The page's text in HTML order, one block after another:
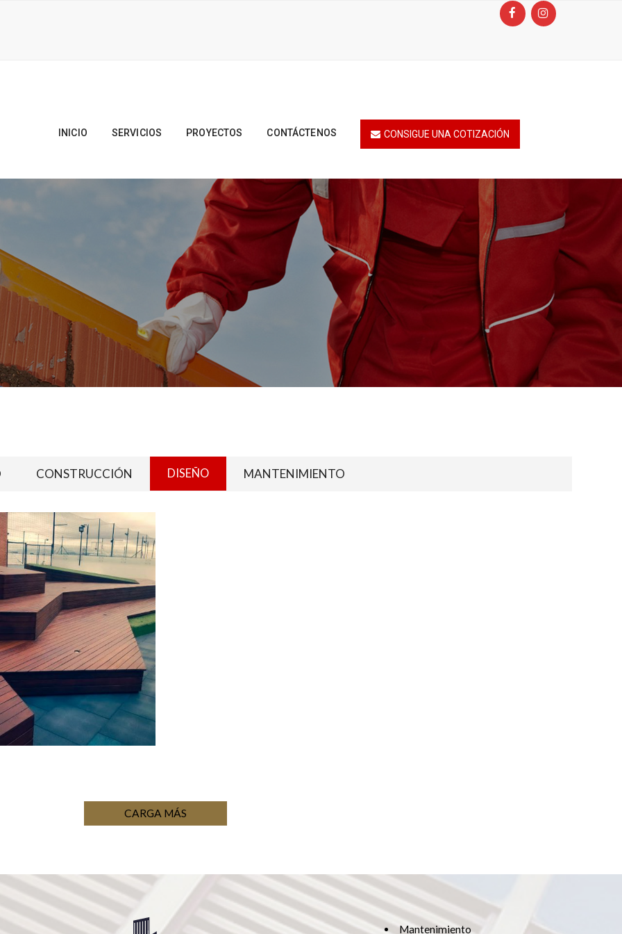
INICIO SERVICIOS PROYECTOS CONTÁCTENOS CONSIGUE UNA COTIZACIÓN
continuar y diligencie el formulario de contacto. Pronto nos
comunicaremos con usted.
CONTINUAR
CONSTRUCCIÓN DISEÑO MANTENIMIENTO
CARGA MÁS
Mantenimiento